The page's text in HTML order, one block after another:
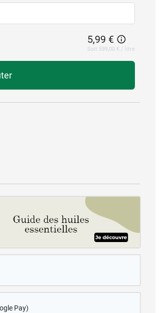
5,99 €
Soit 599,00 € / litre
Pay)